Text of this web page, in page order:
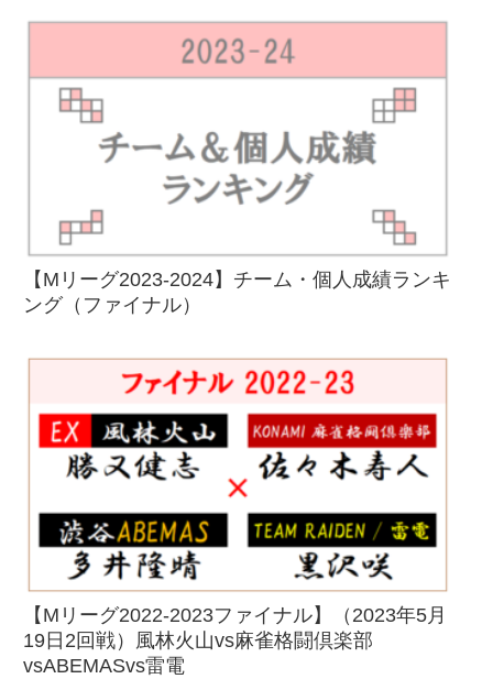
【Mリーグ2023-2024】チーム・個人成績ランキ
ング（ファイナル）
【Mリーグ2022-2023ファイナル】（2023年5月
19日2回戦）風林火山vs麻雀格闘倶楽部
vsABEMASvs雷電